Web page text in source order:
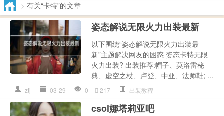
> 有关“卡特”的文章
姿态解说无限火力出装最新
以下围绕“姿态解说无限火力出装最
新”主题解决网友的困惑 姿态卡特无限
火力出装? 出装推荐:帽子、莫洛雷秘
典、虚空之杖、卢登、中亚、法师鞋; ...
ztj 03-29 0 217 出装教程
csol娜塔莉亚吧